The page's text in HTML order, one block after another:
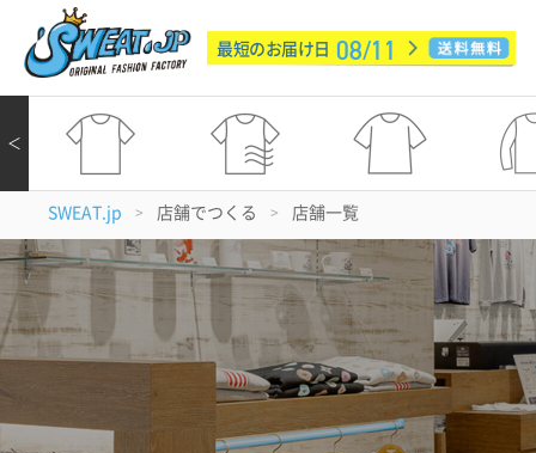
最短のお届け日 08/11
＜
SWEAT.jp > 店舗でつくる > 店舗一覧